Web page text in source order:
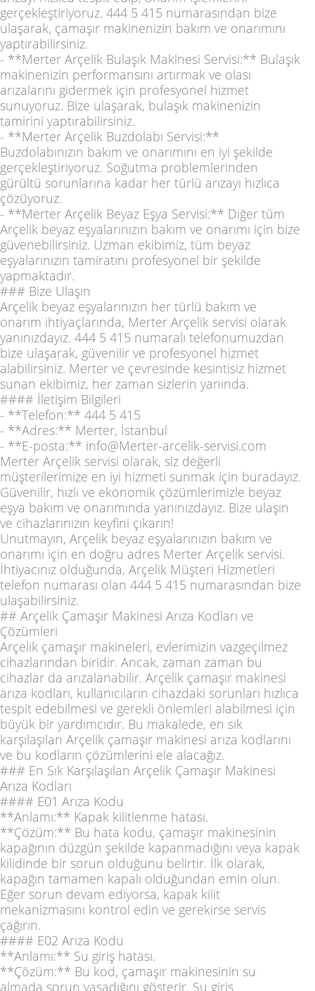
gerçekleştiriyoruz. 444 5 415 numarasından bize
ulaşarak, çamaşır makinenizin bakım ve onarımını
yaptırabilirsiniz.
- **Merter Arçelik Bulaşık Makinesi Servisi:** Bulaşık
makinenizin performansını artırmak ve olası
arızalarını gidermek için profesyonel hizmet
sunuyoruz. Bize ulaşarak, bulaşık makinenizin
tamirini yaptırabilirsiniz.
- **Merter Arçelik Buzdolabı Servisi:**
Buzdolabınızın bakım ve onarımını en iyi şekilde
gerçekleştiriyoruz. Soğutma problemlerinden
gürültü sorunlarına kadar her türlü arızayı hızlıca
çözüyoruz.
- **Merter Arçelik Beyaz Eşya Servisi:** Diğer tüm
Arçelik beyaz eşyalarınızın bakım ve onarımı için bize
güvenebilirsiniz. Uzman ekibimiz, tüm beyaz
eşyalarınızın tamiratını profesyonel bir şekilde
yapmaktadır.
### Bize Ulaşın
Arçelik beyaz eşyalarınızın her türlü bakım ve
onarım ihtiyaçlarında, Merter Arçelik servisi olarak
yanınızdayız. 444 5 415 numaralı telefonumuzdan
bize ulaşarak, güvenilir ve profesyonel hizmet
alabilirsiniz. Merter ve çevresinde kesintisiz hizmet
sunan ekibimiz, her zaman sizlerin yanında.
#### İletişim Bilgileri
- **Telefon:** 444 5 415
- **Adres:** Merter, İstanbul
- **E-posta:** info@Merter-arcelik-servisi.com
Merter Arçelik servisi olarak, siz değerli
müşterilerimize en iyi hizmeti sunmak için buradayız.
Güvenilir, hızlı ve ekonomik çözümlerimizle beyaz
eşya bakım ve onarımında yanınızdayız. Bize ulaşın
ve cihazlarınızın keyfini çıkarın!
Unutmayın, Arçelik beyaz eşyalarınızın bakım ve
onarımı için en doğru adres Merter Arçelik servisi.
İhtiyacınız olduğunda, Arçelik Müşteri Hizmetleri
telefon numarası olan 444 5 415 numarasından bize
ulaşabilirsiniz.
## Arçelik Çamaşır Makinesi Arıza Kodları ve
Çözümleri
Arçelik çamaşır makineleri, evlerimizin vazgeçilmez
cihazlarından biridir. Ancak, zaman zaman bu
cihazlar da arızalanabilir. Arçelik çamaşır makinesi
arıza kodları, kullanıcıların cihazdaki sorunları hızlıca
tespit edebilmesi ve gerekli önlemleri alabilmesi için
büyük bir yardımcıdır. Bu makalede, en sık
karşılaşılan Arçelik çamaşır makinesi arıza kodlarını
ve bu kodların çözümlerini ele alacağız.
### En Sık Karşılaşılan Arçelik Çamaşır Makinesi
Arıza Kodları
#### E01 Arıza Kodu
**Anlamı:** Kapak kilitlenme hatası.
**Çözüm:** Bu hata kodu, çamaşır makinesinin
kapağının düzgün şekilde kapanmadığını veya kapak
kilidinde bir sorun olduğunu belirtir. İlk olarak,
kapağın tamamen kapalı olduğundan emin olun.
Eğer sorun devam ediyorsa, kapak kilit
mekanizmasını kontrol edin ve gerekirse servis
çağırın.
#### E02 Arıza Kodu
**Anlamı:** Su giriş hatası.
**Çözüm:** Bu kod, çamaşır makinesinin su
almada sorun yaşadığını gösterir. Su giriş